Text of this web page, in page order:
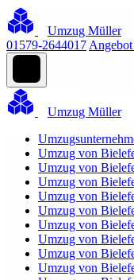
Umzug Müller
01579-2644017
Umzug Müller
Umzug von
Umzug von
Umzug von
Umzug von
Umzug von
Umzug von
Umzug von
Umzug von
Umzug von